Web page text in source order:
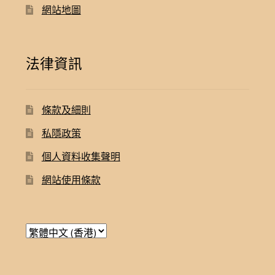
網站地圖
法律資訊
條款及細則
私隱政策
個人資料收集聲明
網站使用條款